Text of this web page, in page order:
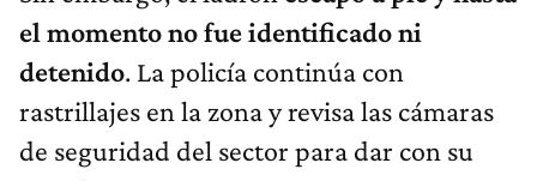
el momento no fue identificado ni
detenido. La policía continúa con
rastrillajes en la zona y revisa las cámaras
de seguridad del sector para dar con su